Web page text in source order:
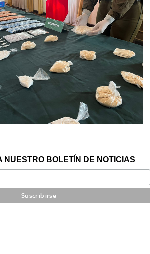
NUESTRO BOLETÍN DE NOTICIAS